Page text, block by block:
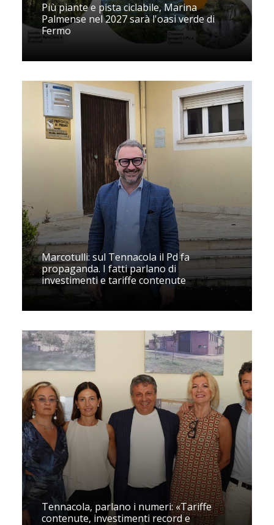
Più piante e pista ciclabile, Marina
Palmense nel 2027 sarà l'oasi verde di
Fermo
Marcotulli: sul Tennacola il Pd fa
propaganda. I fatti parlano di
investimenti e tariffe contenute
Tennacola, parlano i numeri: «Tariffe
contenute, investimenti record e